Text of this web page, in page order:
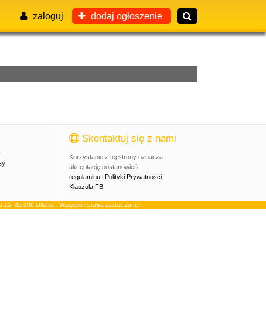
zaloguj dodaj ogłoszenie
Skontaktuj się z nami
Korzystanie z tej strony oznacza
akceptację postanowień
regulaminu i Polityki Prywatności
Klauzula FB
15, 32-300 Olkusz . Wszystkie prawa zastrzeżone.